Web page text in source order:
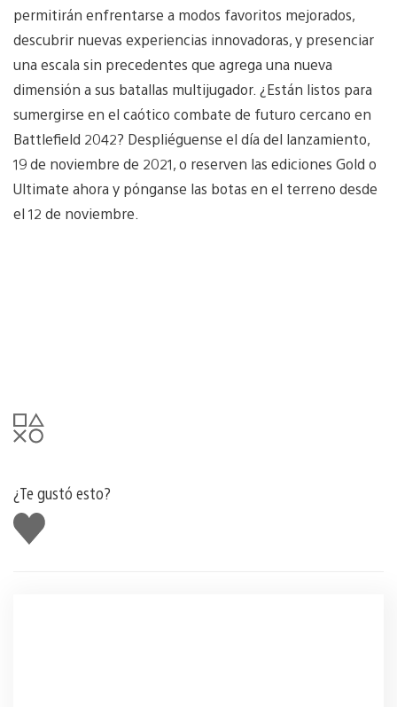
permitirán enfrentarse a modos favoritos mejorados,
descubrir nuevas experiencias innovadoras, y presenciar
una escala sin precedentes que agrega una nueva
dimensión a sus batallas multijugador. ¿Están listos para
sumergirse en el caótico combate de futuro cercano en
Battlefield 2042? Despliéguense el día del lanzamiento,
19 de noviembre de 2021, o reserven las ediciones Gold o
Ultimate ahora y pónganse las botas en el terreno desde
el 12 de noviembre.
¿Te gustó esto?
Me
gusta